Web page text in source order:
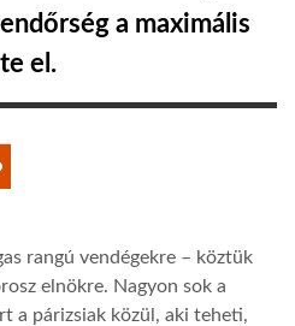
a maximális
el.
rangú vendégekre – köztük
elnökre. Nagyon sok a
a párizsiak közül, aki teheti,